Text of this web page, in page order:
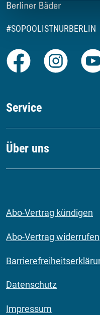
#SOPOOLISTNURBERLIN
Facebook
Service
Über uns
Abo-Vertrag kündigen
Abo-Vertrag widerrufen
Datenschutz
Impressum